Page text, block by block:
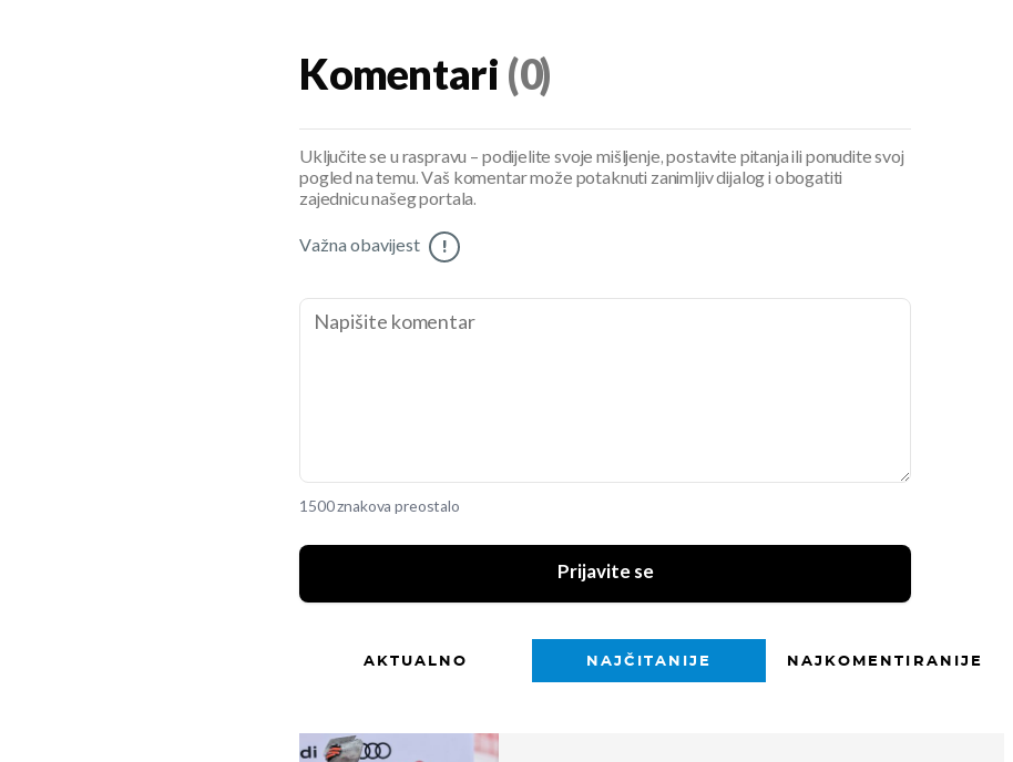
Komentari (0)
Uključite se u raspravu – podijelite svoje mišljenje, postavite pitanja ili ponudite svoj
pogled na temu. Vaš komentar može potaknuti zanimljiv dijalog i obogatiti
zajednicu našeg portala.
Važna obavijest !
1500 znakova preostalo
Prijavite se
AKTUALNO NAJČITANIJE NAJKOMENTIRANIJE